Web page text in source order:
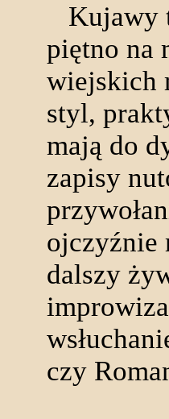
Kujawy
piętno na
wiejskich
styl,
mają do
zapisy
ojczyźnie
dalszy
czy